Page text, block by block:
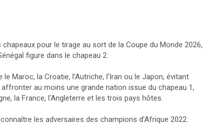
pour le tirage au sort de la Coupe du Monde 2026,
figure dans le chapeau 2.
Maroc, la Croatie, l’Autriche, l’Iran ou le Japon, évitant
au moins une grande nation issue du chapeau 1,
la France, l’Angleterre et les trois pays hôtes.
les adversaires des champions d’Afrique 2022.